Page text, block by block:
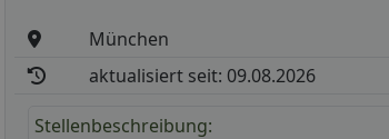
München
aktualisiert seit: 09.08.2026
Stellenbeschreibung: